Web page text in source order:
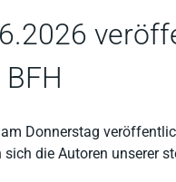
Donnerstag
die Autoren unserer